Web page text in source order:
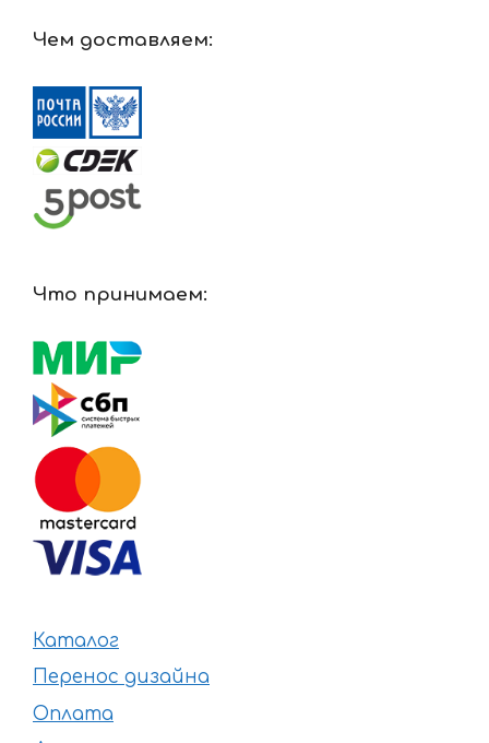
Чем доставляем:
Что принимаем:
Каталог
Перенос дизайна
Оплата